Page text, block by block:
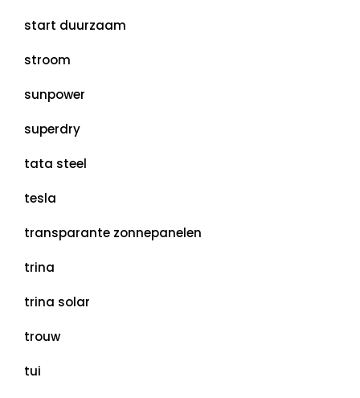
start duurzaam
stroom
sunpower
superdry
tata steel
tesla
transparante zonnepanelen
trina
trina solar
trouw
tui